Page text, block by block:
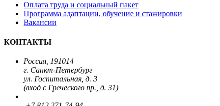
Оплата труда и социальный пакет
Программа адаптации, обучение и стажировки
Вакансии
КОНТАКТЫ
Россия, 191014
г. Санкт-Петербург
ул. Госпитальная, д. 3
(вход с Греческого пр., д. 31)